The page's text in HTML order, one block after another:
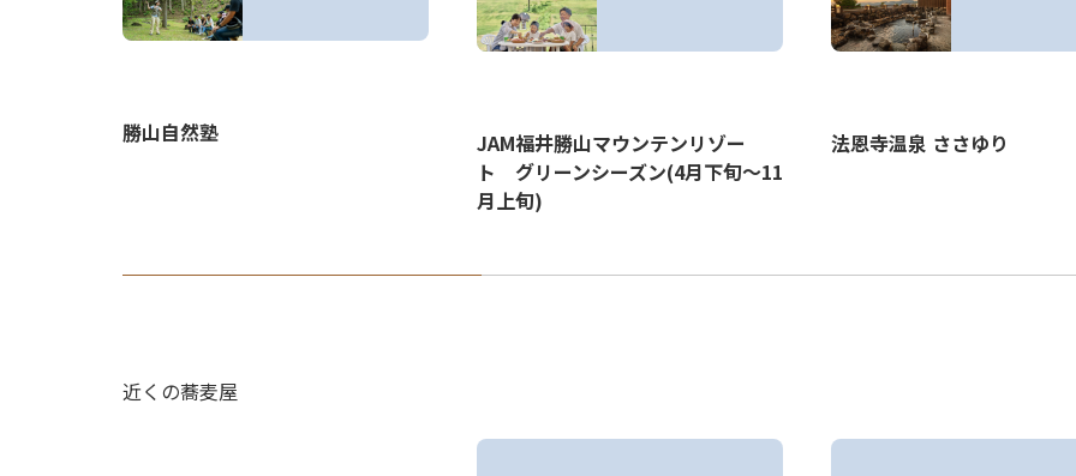
勝山自然塾
JAM福井勝山マウンテンリゾー
ト グリーンシーズン(4月下旬～11
月上旬)
法恩寺温泉 ささゆり
近くの蕎麦屋